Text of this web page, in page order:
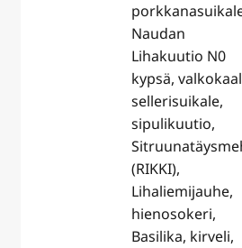
Naudan
Lihakuutio N0
kypsä,
sellerisuikale,
sipulikuutio,
(RIKKI),
Lihaliemijauhe,
hienosokeri,
Basilika, kirveli,